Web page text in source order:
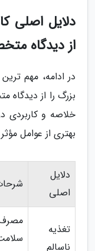
دلایل اصلی
از دیدگاه
در ادامه، مهم
بزرگ را از
خلاصه و کاربردی
بهتری از عوامل
دلایل
اصلی
تغذیه
ناسالم
مصرف